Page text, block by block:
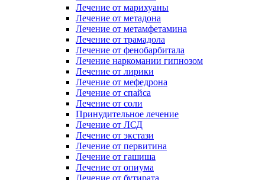
Лечение от марихуаны
Лечение от метадона
Лечение от метамфетамина
Лечение от трамадола
Лечение от фенобарбитала
Лечение наркомании гипнозом
Лечение от лирики
Лечение от мефедрона
Лечение от спайса
Лечение от соли
Принудительное лечение
Лечение от ЛСД
Лечение от экстази
Лечение от первитина
Лечение от гашиша
Лечение от опиума
Лечение от бутирата